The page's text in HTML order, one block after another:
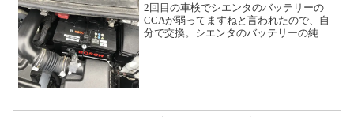
2回目の車検でシエンタのバッテリーの
CCAが弱ってますねと言われたので、自
分で交換。シエンタのバッテリーの純正